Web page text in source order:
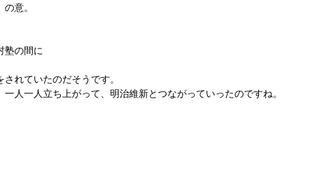
意。
塾の間に
れていたのだそうです。
人一人立ち上がって、明治維新とつながっていったのですね。